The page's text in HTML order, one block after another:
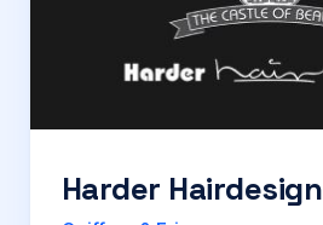
PreiseHarder Hairdesign